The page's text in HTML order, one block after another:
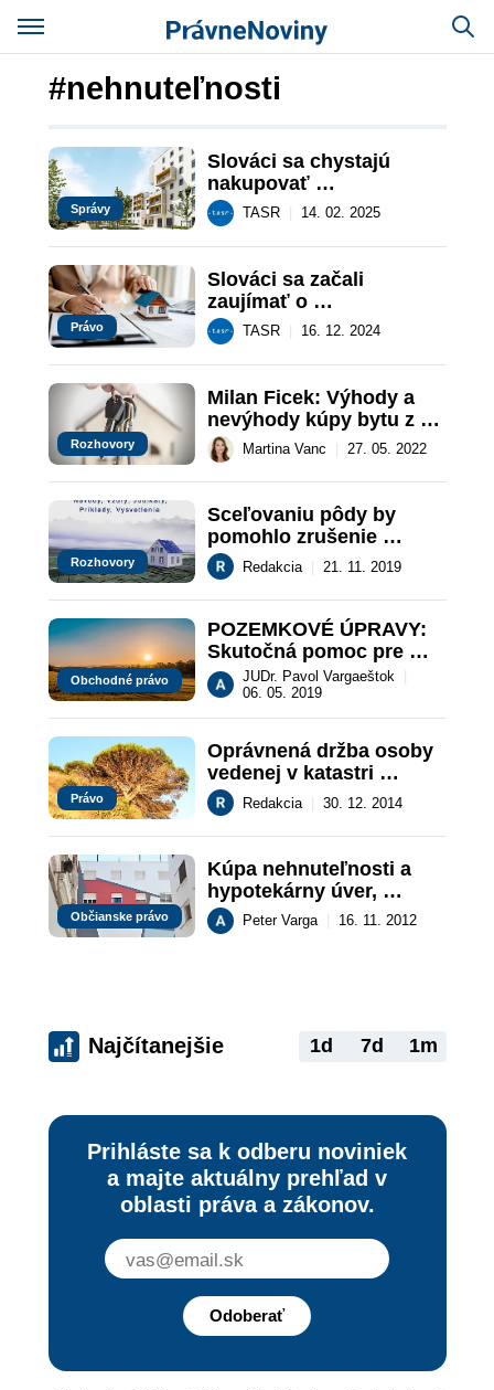
#nehnuteľnosti
Správy
Slováci sa chystajú
nakupovať
nehnuteľnosti. V
prieskume to potvrdilo
až 23 % ľudí
TASR 14. 02. 2025
Právo
Slováci sa začali
zaujímať o
nehnuteľnosti. Kedy je
ideálny čas na kúpu
nového bývania?
TASR 16. 12. 2024
Rozhovory
Milan Ficek: Výhody a
nevýhody kúpy bytu z
papieraMartina Vanc 27. 05. 2022
Rozhovory
Sceľovaniu pôdy by
pomohlo zrušenie
predkupného práva
(rozhovor)
Redakcia 21. 11. 2019
Obchodné právo
POZEMKOVÉ ÚPRAVY:
Skutočná pomoc pre
slovenských
poľnohospodárov alebo
len šanca pre
konkurenciu?
JUDr. Pavol Vargaeštok
06. 05. 2019
Právo
Oprávnená držba osoby
vedenej v katastri
nehnuteľností ako
vlastník držanej veci
(stanovisko Najvyššieho
súdu SR)
Redakcia 30. 12. 2014
Občianske právo
Kúpa nehnuteľnosti a
hypotekárny úver,
právne a ekonomické
riziká
Peter Varga 16. 11. 2012
Najčítanejšie 1d 7d 1m
Prihláste sa k odberu noviniek
a majte aktuálny prehľad v
oblasti práva a zákonov.
Odoberať